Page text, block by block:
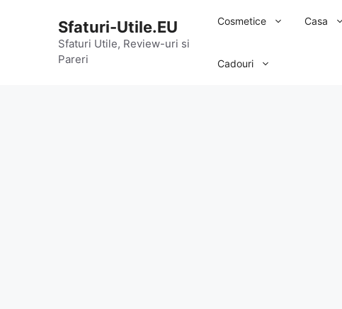
Sfaturi-Utile.EU
Sfaturi Utile, Review-uri si
Pareri
Cosmetice Casa
Cadouri